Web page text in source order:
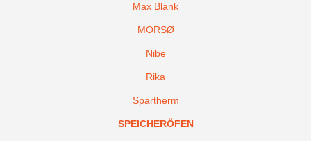
Max Blank
MORSØ
Nibe
Rika
Spartherm
SPEICHERÖFEN